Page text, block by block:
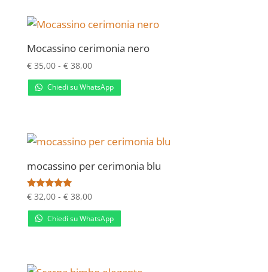
€ 38,00
Mocassino cerimonia nero
€35,00 - €38,00Fascia
di
prezzo:
€ 38,00
Chiedi su WhatsApp
mocassino per cerimonia blu
Valutato
su 5
€32,00 - €38,00Fascia
di
prezzo:
Chiedi su WhatsApp